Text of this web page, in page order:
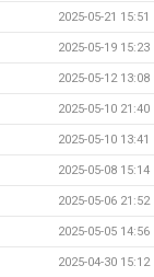
2025-05-21 15:51
2025-05-19 15:23
2025-05-12 13:08
2025-05-10 21:40
2025-05-10 13:41
2025-05-08 15:14
2025-05-06 21:52
2025-05-05 14:56
2025-04-30 15:12